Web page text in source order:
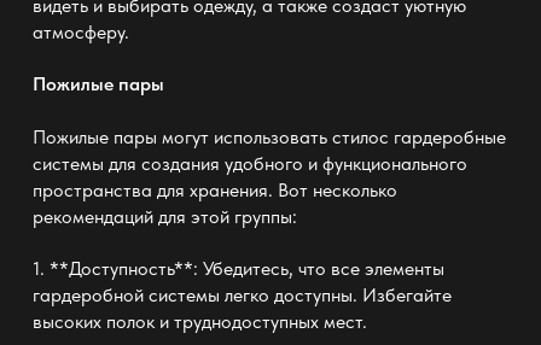
видеть и выбирать одежду, а также создаст уютную
атмосферу.
Пожилые пары
Пожилые пары могут использовать стилос гардеробные
системы для создания удобного и функционального
пространства для хранения. Вот несколько
рекомендаций для этой группы:
1. **Доступность**: Убедитесь, что все элементы
гардеробной системы легко доступны. Избегайте
высоких полок и труднодоступных мест.